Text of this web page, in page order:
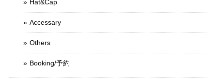
Hat&Cap
Accessary
Others
Booking/予約